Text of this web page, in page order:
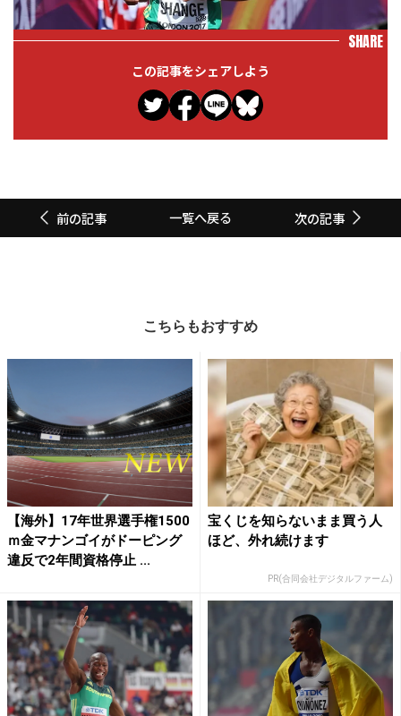
SHARE
この記事をシェアしよう
前の記事 一覧へ戻る 次の記事
こちらもおすすめ
【海外】17年世界選手権1500
ｍ金マナンゴイがドーピング
違反で2年間資格停止 ...
宝くじを知らないまま買う人
ほど、外れ続けます
PR(合同会社デジタルファーム)